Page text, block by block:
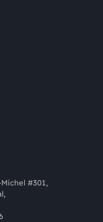
#301,